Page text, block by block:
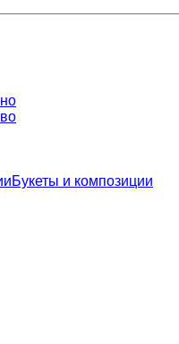
Букеты и композиции